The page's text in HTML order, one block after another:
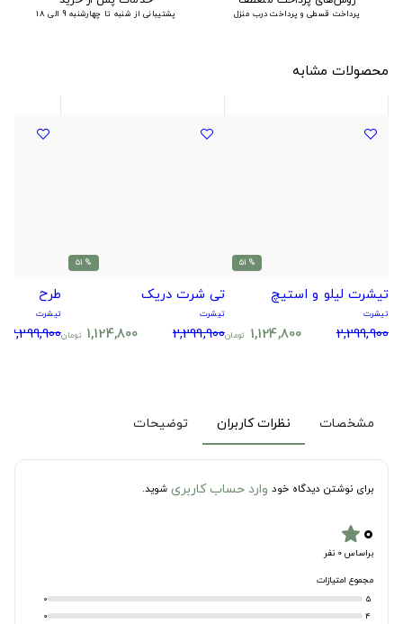
پرداخت قسطی و پرداخت درب منزل پشتیبانی از شنبه تا چهارشنبه 9 الی 18
محصولات مشابه
% 51
تیشرت لیلو و استیچ
تیشرت
2,299,900
1,124,800 تومان
% 51
تی شرت دریک
تیشرت
2,299,900
1,124,800 تومان
طرح
تیشرت
2,299,900
مشخصات نظرات کاربران توضیحات
برای نوشتن دیدگاه خود وارد حساب کاربری شوید.
۰star
براساس 0 نفر
مجموع امتیازات
5
0
4
0